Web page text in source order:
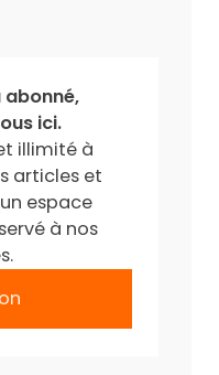
abonné,
ici.
illimité à
articles et
espace
à nos